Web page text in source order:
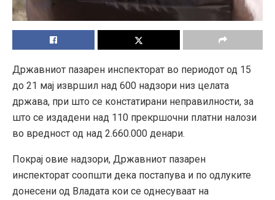
Државниот пазарен инспекторат во периодот од 15
до 21 мај извршил над 600 надзори низ целата
држава, при што се констатирани неправилности, за
што се издадени над 110 прекршочни платни налози
во вредност од над 2.660.000 денари.
Покрај овие надзори, Државниот пазарен
инспекторат соопшти дека постапува и по одлуките
донесени од Владата кои се однесуваат на